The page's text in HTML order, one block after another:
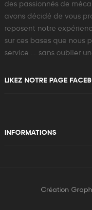
des passionnés de
avons décidé de vous
reposent notre
sur ces bases que nous
service .... sans oublier
LIKEZ NOTRE PAGE
INFORMATIONS
Création